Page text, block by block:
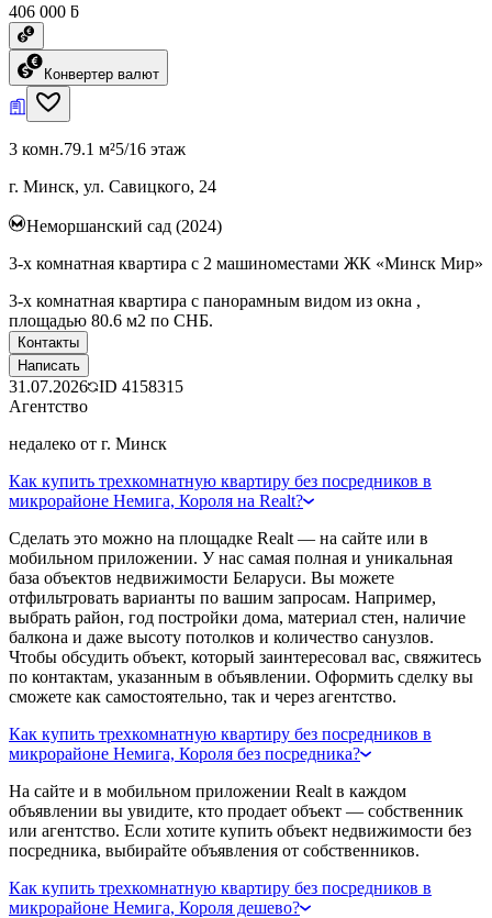
406 000 ƃ
Конвертер валют
3 комн.79.1 м²5/16 этаж
г. Минск, ул. Савицкого, 24
Неморшанский сад (2024)
3-х комнатная квартира с 2 машиноместами ЖК «Минск Мир»
3-х комнатная квартира с панорамным видом из окна ,
площадью 80.6 м2 по СНБ.
Контакты
Написать
31.07.2026 ID 4158315
Агентство
недалеко от г. Минск
Как купить трехкомнатную квартиру без посредников в
микрорайоне Немига, Короля на Realt?
Сделать это можно на площадке Realt — на сайте или в
мобильном приложении. У нас самая полная и уникальная
база объектов недвижимости Беларуси. Вы можете
отфильтровать варианты по вашим запросам. Например,
выбрать район, год постройки дома, материал стен, наличие
балкона и даже высоту потолков и количество санузлов.
Чтобы обсудить объект, который заинтересовал вас, свяжитесь
по контактам, указанным в объявлении. Оформить сделку вы
сможете как самостоятельно, так и через агентство.
Как купить трехкомнатную квартиру без посредников в
микрорайоне Немига, Короля без посредника?
На сайте и в мобильном приложении Realt в каждом
объявлении вы увидите, кто продает объект — собственник
или агентство. Если хотите купить объект недвижимости без
посредника, выбирайте объявления от собственников.
Как купить трехкомнатную квартиру без посредников в
микрорайоне Немига, Короля дешево?